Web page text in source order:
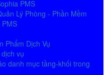
PMS
Lý Phòng - Phần Mềm
Phẩm Dịch Vụ
vụ
danh mục tầng-khối trong